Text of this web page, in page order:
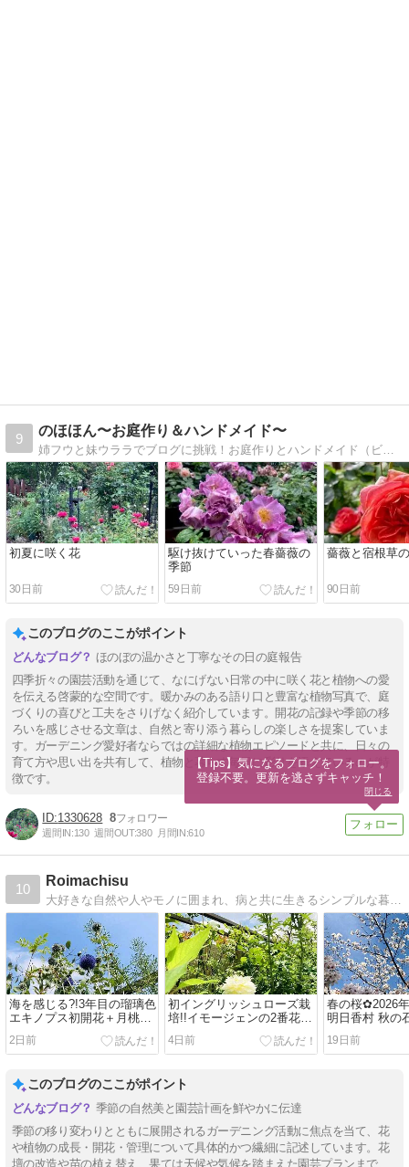
9
のほほん〜お庭作り＆ハンドメイド〜
姉フウと妹ウララでブログに挑戦！お庭作りとハンドメイド（ビーズ，編物，粘土，押し花）を楽しんでます。
初夏に咲く花
30日前
駆け抜けていった春薔薇の
季節
59日前
薔薇と宿根草
90日前
このブログのここがポイント
ほのぼの温かさと丁寧なその日の庭報告
四季折々の園芸活動を通じて、なにげない日常の中に咲く花と植物への愛
を伝える啓蒙的な空間です。暖かみのある語り口と豊富な植物写真で、庭
づくりの喜びと工夫をさりげなく紹介しています。開花の記録や季節の移
ろいを感じさせる文章は、自然と寄り添う暮らしの楽しさを提案していま
す。ガーデニング愛好者ならではの詳細な植物エピソードと共に、日々の
育て方や思い出を共有して、植物と暮らす毎日に彩りを添えているのが特
徴です。
1330628 8
週間IN:130 週間OUT:380 月間IN:610
10
Roimachisu
大好きな自然や人やモノに囲まれ、病と共に生きるシンプルな暮らし。関節リウマチと診断を受け、生物学的製剤で現在も治療中…。
海を感じる?!3年目の瑠璃色
エキノプス初開花＋月桃→
ケイ山田氏基調講演2026夏
2日前
初イングリッシュローズ栽
培!!イモージェンの2番花＋
エキノプスの蕾2026
4日前
春の桜✿2026
明日香村 秋の
19日前
このブログのここがポイント
季節の自然美と園芸計画を鮮やかに伝達
季節の移り変わりとともに展開されるガーデニング活動に焦点を当て、花
や植物の成長・開花・管理について具体的かつ繊細に記述しています。花
壇の改造や苗の植え替え、果ては天候や気候を踏まえた園芸プランまで、
【Tips】気になるブログをフォロー。
登録不要。更新を逃さずキャッチ！
閉じる